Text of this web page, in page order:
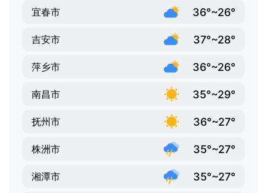
宜春市 36°~26°
吉安市 37°~28°
萍乡市 36°~26°
南昌市 35°~29°
抚州市 36°~27°
株洲市 35°~27°
湘潭市 35°~27°